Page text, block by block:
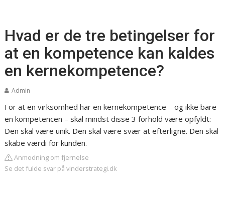
Hvad er de tre betingelser for
at en kompetence kan kaldes
en kernekompetence?
Admin
For at en virksomhed har en kernekompetence – og ikke bare
en kompetencen – skal mindst disse 3 forhold være opfyldt:
Den skal være unik. Den skal være svær at efterligne. Den skal
skabe værdi for kunden.
Anmodning om fjernelse
Se det fulde svar på vinderstrategi.dk